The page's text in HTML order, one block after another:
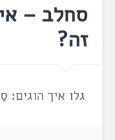
סחלב –
זה?
גלו איך